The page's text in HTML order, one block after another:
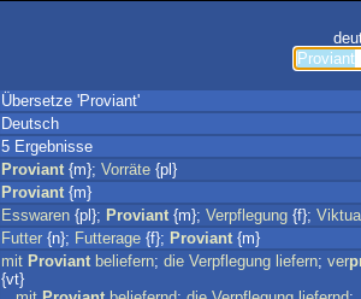
Übersetze 'Proviant'
Deutsch
5 Ergebnisse
Proviant {m}; Vorräte {pl}
Proviant {m}
Esswaren {pl}; Proviant {m}; Verpflegung {f};
Futter {n}; Futterage {f}; Proviant {m}
mit Proviant beliefern; die Verpflegung liefern; ver
{vt}